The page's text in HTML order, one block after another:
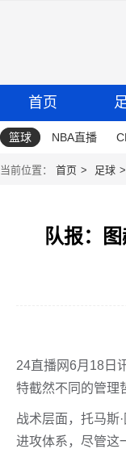
首页
篮球 NBA直播
当前位置： 首页 足球
队报：
24直播网6月18日
特截然不同的管理
战术层面，托马斯
进攻体系，尽管这